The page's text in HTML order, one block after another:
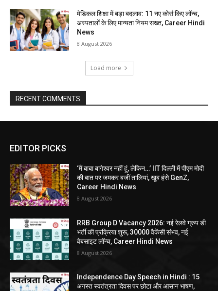
मेडिकल शिक्षा में बड़ा बदलाव: 11 नए कोर्स किए लॉन्च,
अस्पतालों के लिए मान्यता नियम सख्त, Career Hindi
News
8 August 2026
Load more
RECENT COMMENTS
EDITOR PICKS
‘मैं बाबा बागेश्वर नहीं हूं, लेकिन…’ IIT दिल्ली में पीएम मोदी
की बात पर जमकर बजीं तालियां, खूब हंसे GenZ,
Career Hindi News
8 August 2026
RRB Group D Vacancy 2026: नई रेलवे ग्रुप डी
भर्ती की प्रक्रिया शुरू, 30000 वैकेंसी संभव, नई
वेबसाइट लॉन्च, Career Hindi News
8 August 2026
Independence Day Speech in Hindi : 15
अगस्त स्वतंत्रता दिवस पर छोटा और आसान भाषण,